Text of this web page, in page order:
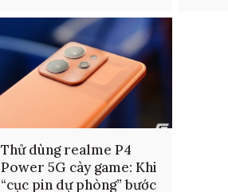
Thử dùng realme P4
Power 5G cày game: Khi
“cục pin dự phòng” bước